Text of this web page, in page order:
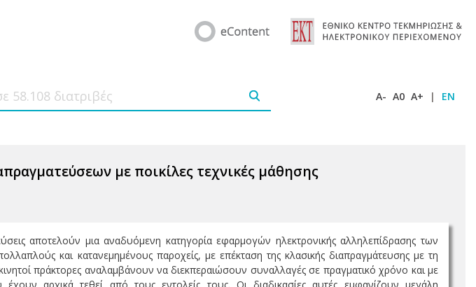
A- A0 A+ | EN
με ποικίλες τεχνικές μάθησης
αποτελούν μια αναδυόμενη κατηγορία εφαρμογών ηλεκτρονικής αλληλεπίδρασης των
και κατανεμημένους παροχείς, με επέκταση της κλασικής διαπραγμάτευσης με τη
πράκτορες αναλαμβάνουν να διεκπεραιώσουν συναλλαγές σε πραγματικό χρόνο και με